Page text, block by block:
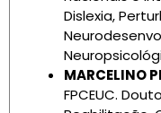
Dislexia,
MARCELINO
FPCEUC.